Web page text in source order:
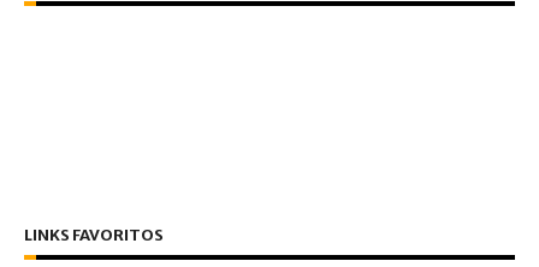
LINKS FAVORITOS